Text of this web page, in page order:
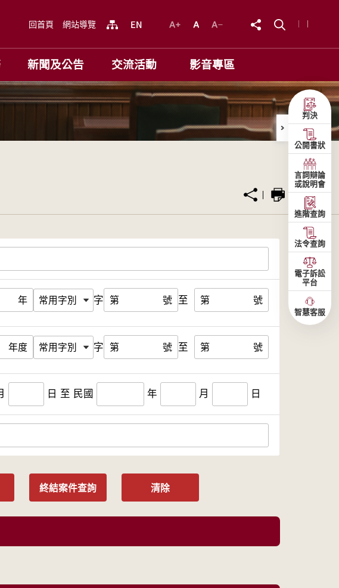
回首頁 網站導覽
新聞及公告 交流活動 影音專區
年 字 第 號 至 第 號
年度 字 第 號 至 第 號
日 至 民國 年 月 日
終結案件查詢 清除
判決
公開書狀
言詞辯論
或說明會
進階查詢
法令查詢
電子訴訟
平台
智慧客服